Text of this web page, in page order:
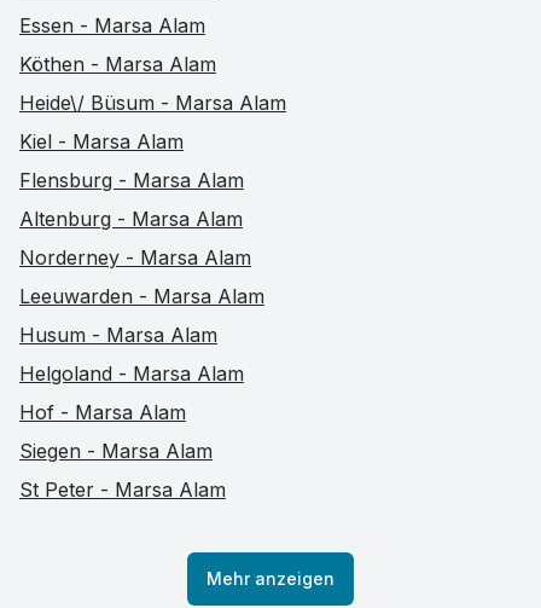
Essen - Marsa Alam
Köthen - Marsa Alam
Heide\/ Büsum - Marsa Alam
Kiel - Marsa Alam
Flensburg - Marsa Alam
Altenburg - Marsa Alam
Norderney - Marsa Alam
Leeuwarden - Marsa Alam
Husum - Marsa Alam
Helgoland - Marsa Alam
Hof - Marsa Alam
Siegen - Marsa Alam
St Peter - Marsa Alam
Mehr anzeigen